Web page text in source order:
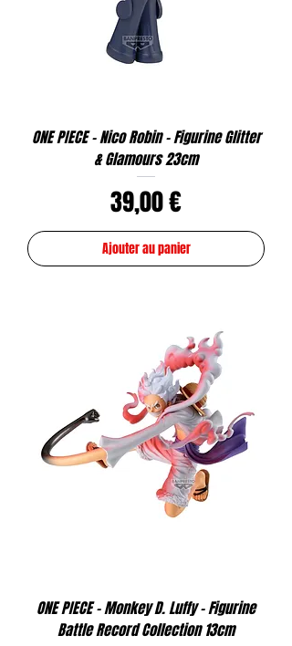
ONE PIECE - Nico Robin - Figurine Glitter
& Glamours 23cm
Prix
39,00 €
Ajouter au panier
ONE PIECE - Monkey D. Luffy - Figurine
Battle Record Collection 13cm